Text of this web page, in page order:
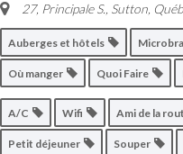
27, Principale S. Sutton,
Auberges et hôtels
Où manger Quoi Faire
A/C Wifi Ami de la
Petit déjeuner Souper